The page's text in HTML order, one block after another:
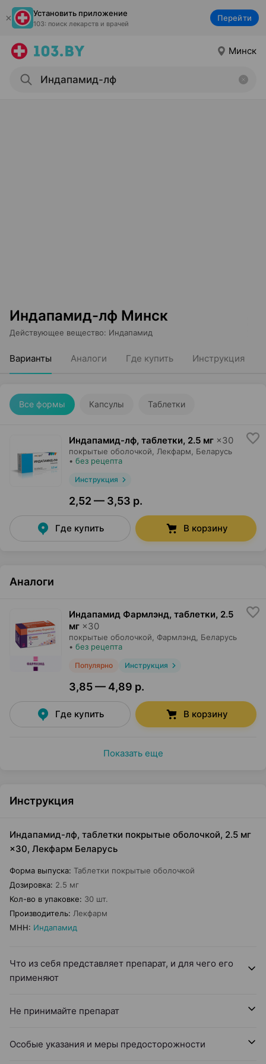
Установить приложение
103: поиск лекарств и врачей
Перейти
Минск
Индапамид-лф Минск
Действующее вещество: Индапамид
Варианты Аналоги Где купить Инструкция
Все формы Капсулы Таблетки
Индапамид-лф, таблетки, 2.5 мг ×30
покрытые оболочкой, Лекфарм , Беларусь
• без рецепта
Инструкция
2,52 — 3,53 р.
Где купить В корзину
Аналоги
Индапамид Фармлэнд, таблетки, 2.5
мг ×30
покрытые оболочкой, Фармлэнд , Беларусь
• без рецепта
Популярно Инструкция
3,85 — 4,89 р.
Где купить В корзину
Показать еще
Инструкция
Индапамид-лф, таблетки покрытые оболочкой, 2.5 мг
×30, Лекфарм Беларусь
Форма выпуска: Таблетки покрытые оболочкой
Дозировка: 2.5 мг
Кол-во в упаковке: 30 шт.
Производитель: Лекфарм
МНН: Индапамид
Что из себя представляет препарат, и для чего его
применяют
Не принимайте препарат
Особые указания и меры предосторожности